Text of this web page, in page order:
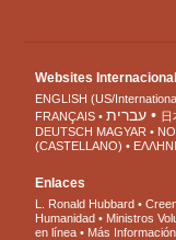
Websites
ENGLISH (US/
FRANÇAIS
עברית 日
DEUTSCH MAGYAR
(CASTELLANO)
Enlaces
L. Ronald Hubbard
Humanidad
Ministros
en línea
Más Información